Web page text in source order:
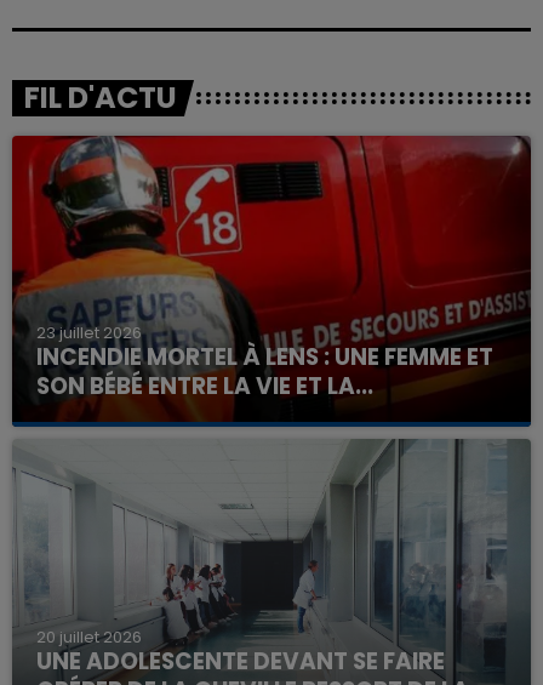
FIL D'ACTU
23 juillet 2026
INCENDIE MORTEL À LENS : UNE FEMME ET
SON BÉBÉ ENTRE LA VIE ET LA...
Un homme s'est immolé par le feu après avoir
aspergé sa compagne et leur bébé de trois mois
d'un liquide inflammable.
20 juillet 2026
UNE ADOLESCENTE DEVANT SE FAIRE